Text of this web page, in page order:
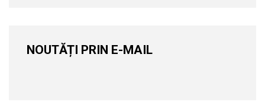
NOUTĂȚI PRIN E-MAIL